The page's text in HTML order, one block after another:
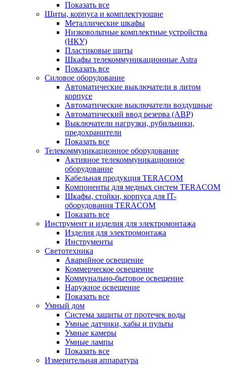
Показать все
Щиты, корпуса и комплектующие
Металлические шкафы
Низковольтные комплектные устройства
(НКУ)
Пластиковые щиты
Шкафы телекоммуникационные Astra
Показать все
Силовое оборудование
Автоматические выключатели в литом
корпусе
Автоматические выключатели воздушные
Автоматический ввод резерва (АВР)
Выключатели нагрузки, рубильники,
предохранители
Показать все
Телекоммуникационное оборудование
Активное телекоммуникационное
оборудование
Кабельная продукция TERACOM
Компоненты для медных систем TERACOM
Шкафы, стойки, корпуса для IT-
оборудования TERACOM
Показать все
Инструмент и изделия для электромонтажа
Изделия для электромонтажа
Инструменты
Светотехника
Аварийное освещение
Коммерческое освещение
Коммунально-бытовое освещение
Наружное освещение
Показать все
Умный дом
Система защиты от протечек воды
Умные датчики, хабы и пульты
Умные камеры
Умные лампы
Показать все
Измерительная аппаратура